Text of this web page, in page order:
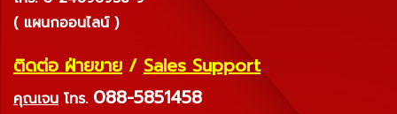
( แผนกออนไลน์ )
ติดต่อ ฝ่ายขาย / Sales Support
คุณเจน โทร. 088-5851458